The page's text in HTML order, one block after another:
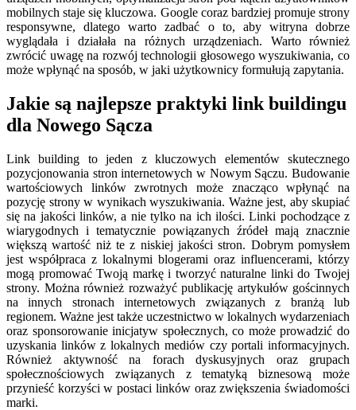
mobilnych staje się kluczowa. Google coraz bardziej promuje strony
responsywne, dlatego warto zadbać o to, aby witryna dobrze
wyglądała i działała na różnych urządzeniach. Warto również
zwrócić uwagę na rozwój technologii głosowego wyszukiwania, co
może wpłynąć na sposób, w jaki użytkownicy formułują zapytania.
Jakie są najlepsze praktyki link buildingu
dla Nowego Sącza
Link building to jeden z kluczowych elementów skutecznego
pozycjonowania stron internetowych w Nowym Sączu. Budowanie
wartościowych linków zwrotnych może znacząco wpłynąć na
pozycję strony w wynikach wyszukiwania. Ważne jest, aby skupiać
się na jakości linków, a nie tylko na ich ilości. Linki pochodzące z
wiarygodnych i tematycznie powiązanych źródeł mają znacznie
większą wartość niż te z niskiej jakości stron. Dobrym pomysłem
jest współpraca z lokalnymi blogerami oraz influencerami, którzy
mogą promować Twoją markę i tworzyć naturalne linki do Twojej
strony. Można również rozważyć publikację artykułów gościnnych
na innych stronach internetowych związanych z branżą lub
regionem. Ważne jest także uczestnictwo w lokalnych wydarzeniach
oraz sponsorowanie inicjatyw społecznych, co może prowadzić do
uzyskania linków z lokalnych mediów czy portali informacyjnych.
Również aktywność na forach dyskusyjnych oraz grupach
społecznościowych związanych z tematyką biznesową może
przynieść korzyści w postaci linków oraz zwiększenia świadomości
marki.